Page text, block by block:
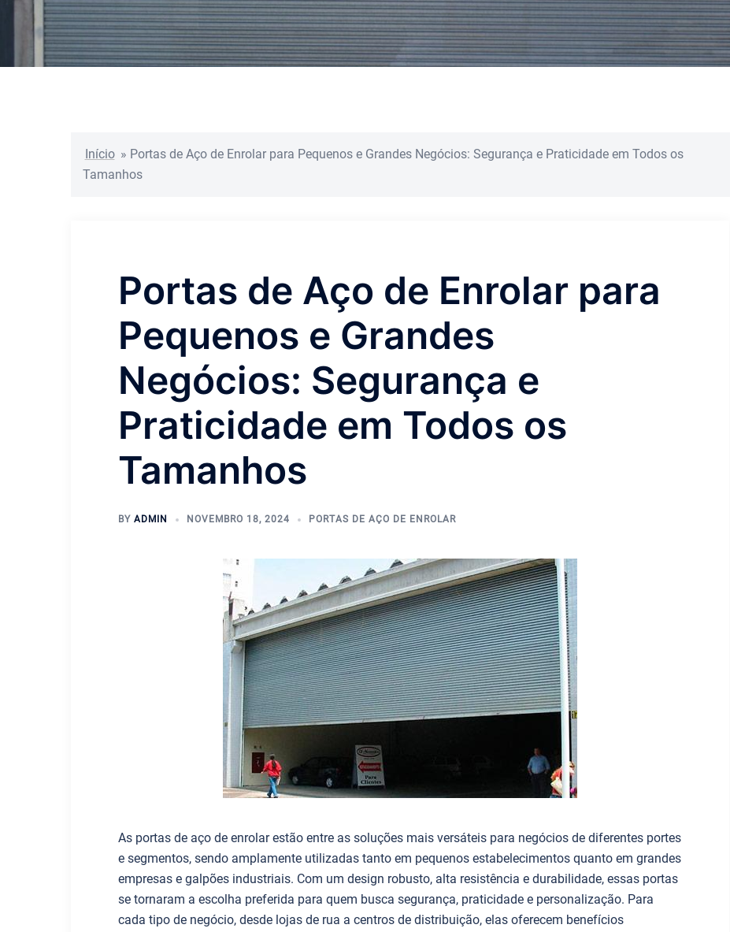
Início » Portas de Aço de Enrolar para Pequenos e Grandes Negócios: Segurança e Praticidade em Todos os
Tamanhos
Portas de Aço de Enrolar para
Pequenos e Grandes
Negócios: Segurança e
Praticidade em Todos os
Tamanhos
BY ADMIN NOVEMBRO 18, 2024 PORTAS DE AÇO DE ENROLAR
As portas de aço de enrolar estão entre as soluções mais versáteis para negócios de diferentes portes
e segmentos, sendo amplamente utilizadas tanto em pequenos estabelecimentos quanto em grandes
empresas e galpões industriais. Com um design robusto, alta resistência e durabilidade, essas portas
se tornaram a escolha preferida para quem busca segurança, praticidade e personalização. Para
cada tipo de negócio, desde lojas de rua a centros de distribuição, elas oferecem benefícios